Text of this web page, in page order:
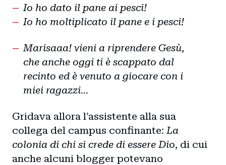
Io ho dato il pane ai pesci!
Io ho moltiplicato il pane e i pesci!
Marisaaa! vieni a riprendere Gesù,
che anche oggi ti è scappato dal
recinto ed è venuto a giocare con i
miei ragazzi...
Gridava allora l'assistente alla sua
collega del campus confinante:La
colonia di chi si crede di essere Dio, di cui
anche alcuni blogger potevano